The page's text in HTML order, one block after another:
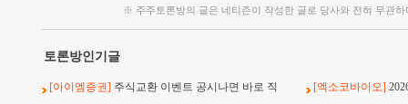
※ 주주토론방의 글은 네티즌이 작성한 글로 당사와 전혀 무관
토론방인기글
[아이엠증권] 주식교환 이벤트 공시나면 바로 직 [엑소코바이오]